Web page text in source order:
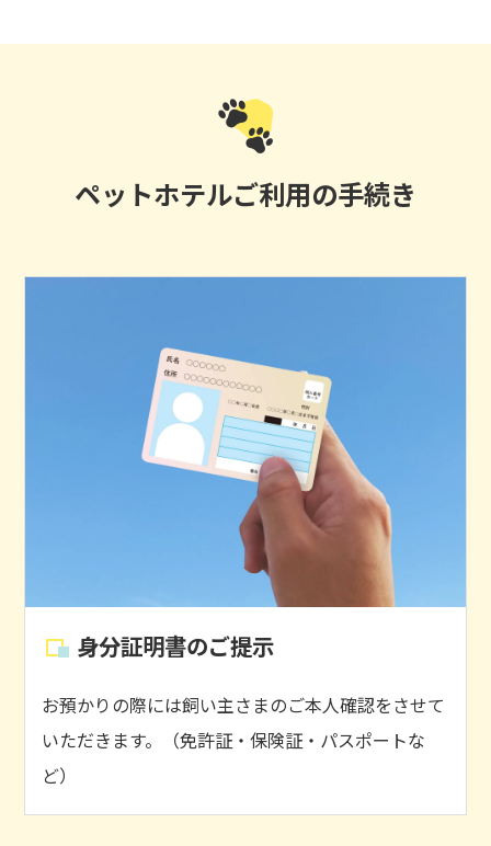
ペットホテルご利用の手続き
身分証明書のご提示
お預かりの際には飼い主さまのご本人確認をさせて
いただきます。（免許証・保険証・パスポートな
ど）